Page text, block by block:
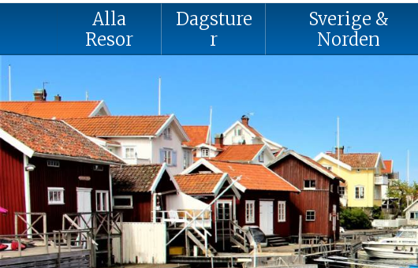
Alla
Resor
Dagsture
r
Sverige &
Norden